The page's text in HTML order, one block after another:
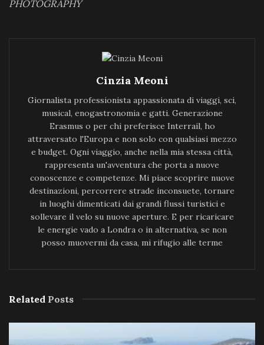
PHOTOGRAPHY
Cinzia Meoni
Giornalista professionista appassionata di viaggi, sci,
musical, enogastronomia e gatti. Generazione
Erasmus o per chi preferisce Interrail, ho
attraversato l'Europa e non solo con qualsiasi mezzo
e budget. Ogni viaggio, anche nella mia stessa città,
rappresenta un'avventura che porta a nuove
conoscenze e competenze. Mi piace scoprire nuove
destinazioni, percorrere strade inconsuete, tornare
in luoghi dimenticati dai grandi flussi turistici e
sollevare il velo su nuove aperture. E per ricaricare
le energie vado a Londra o in alternativa, se non
posso muovermi da casa, mi rifugio alle terme
Related Posts